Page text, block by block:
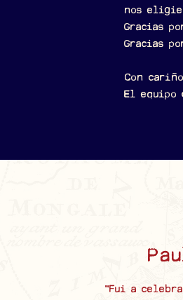
nos
Gracias
Gracias
Con
El equipo
"Fui a